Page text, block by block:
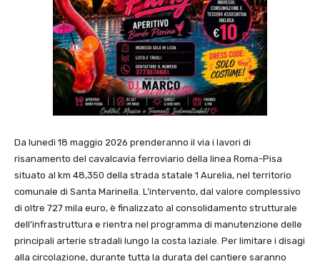
Da lunedì 18 maggio 2026 prenderanno il via i lavori di
risanamento del cavalcavia ferroviario della linea Roma-Pisa
situato al km 48,350 della strada statale 1 Aurelia, nel territorio
comunale di Santa Marinella. L’intervento, dal valore complessivo
di oltre 727 mila euro, è finalizzato al consolidamento strutturale
dell’infrastruttura e rientra nel programma di manutenzione delle
principali arterie stradali lungo la costa laziale. Per limitare i disagi
alla circolazione, durante tutta la durata del cantiere saranno